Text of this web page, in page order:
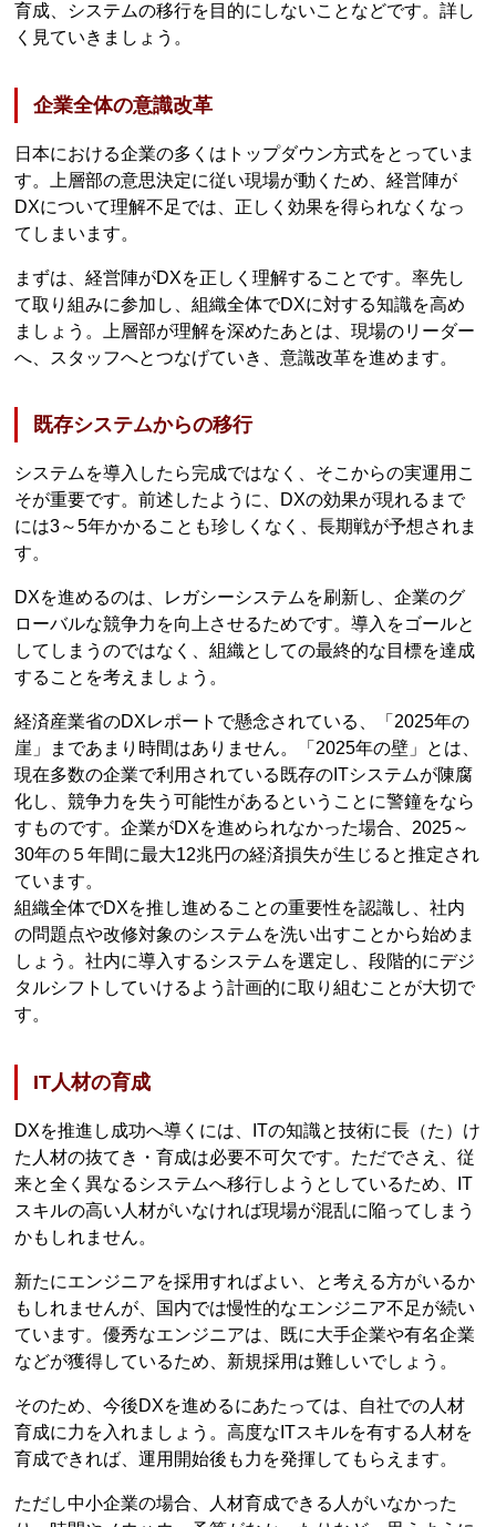
育成、システムの移行を目的にしないことなどです。詳し
く見ていきましょう。
企業全体の意識改革
日本における企業の多くはトップダウン方式をとっていま
す。上層部の意思決定に従い現場が動くため、経営陣が
DXについて理解不足では、正しく効果を得られなくなっ
てしまいます。
まずは、経営陣がDXを正しく理解することです。率先し
て取り組みに参加し、組織全体でDXに対する知識を高め
ましょう。上層部が理解を深めたあとは、現場のリーダー
へ、スタッフへとつなげていき、意識改革を進めます。
既存システムからの移行
システムを導入したら完成ではなく、そこからの実運用こ
そが重要です。前述したように、DXの効果が現れるまで
には3～5年かかることも珍しくなく、長期戦が予想されま
す。
DXを進めるのは、レガシーシステムを刷新し、企業のグ
ローバルな競争力を向上させるためです。導入をゴールと
してしまうのではなく、組織としての最終的な目標を達成
することを考えましょう。
経済産業省のDXレポートで懸念されている、「2025年の
崖」まであまり時間はありません。「2025年の壁」とは、
現在多数の企業で利用されている既存のITシステムが陳腐
化し、競争力を失う可能性があるということに警鐘をなら
すものです。企業がDXを進められなかった場合、2025～
30年の５年間に最大12兆円の経済損失が生じると推定され
ています。
組織全体でDXを推し進めることの重要性を認識し、社内
の問題点や改修対象のシステムを洗い出すことから始めま
しょう。社内に導入するシステムを選定し、段階的にデジ
タルシフトしていけるよう計画的に取り組むことが大切で
す。
IT人材の育成
DXを推進し成功へ導くには、ITの知識と技術に長（た）け
た人材の抜てき・育成は必要不可欠です。ただでさえ、従
来と全く異なるシステムへ移行しようとしているため、IT
スキルの高い人材がいなければ現場が混乱に陥ってしまう
かもしれません。
新たにエンジニアを採用すればよい、と考える方がいるか
もしれませんが、国内では慢性的なエンジニア不足が続い
ています。優秀なエンジニアは、既に大手企業や有名企業
などが獲得しているため、新規採用は難しいでしょう。
そのため、今後DXを進めるにあたっては、自社での人材
育成に力を入れましょう。高度なITスキルを有する人材を
育成できれば、運用開始後も力を発揮してもらえます。
ただし中小企業の場合、人材育成できる人がいなかった